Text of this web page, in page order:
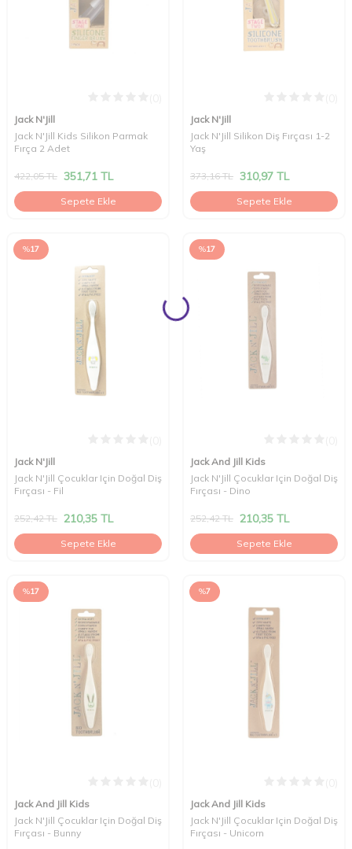
Jack N'Jill
Jack N'Jill Kids Silikon Parmak
Fırça 2 Adet
422,05TL 351,71 TL
Sepete Ekle
Jack N'Jill
Jack N'Jill Silikon Diş Fırçası 1-2
Yaş
373,16TL 310,97 TL
Sepete Ekle
%17
Jack N'Jill
Jack N'Jill Çocuklar Için Doğal Diş
Fırçası - Fil
252,42TL 210,35 TL
Sepete Ekle
%17
Jack And Jill Kids
Jack N'Jill Çocuklar Için Doğal Diş
Fırçası - Dino
252,42TL 210,35 TL
Sepete Ekle
%17
Jack And Jill Kids
Jack N'Jill Çocuklar Için Doğal Diş
Fırçası - Bunny
%7
Jack And Jill Kids
Jack N'Jill Çocuklar Için Doğal Diş
Fırçası - Unicorn